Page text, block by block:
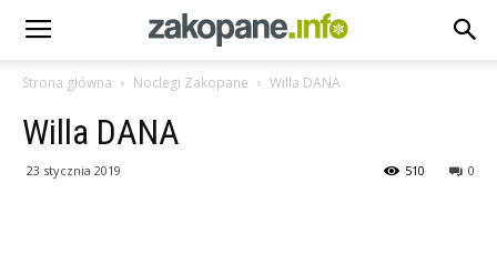
Strona główna Noclegi Zakopane Willa DANA
Willa DANA
23 stycznia 2019 0
510